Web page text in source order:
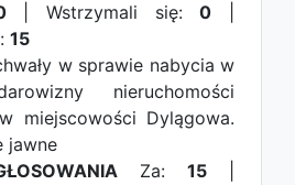
| Wstrzymali się:0
15
w sprawie nabycia w
nieruchomości
miejscowości Dylągowa.
jawne
Za: 15